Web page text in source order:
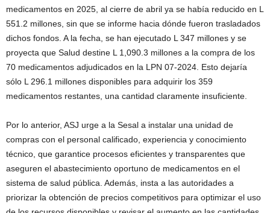
medicamentos en 2025, al cierre de abril ya se había reducido en L
551.2 millones, sin que se informe hacia dónde fueron trasladados
dichos fondos. A la fecha, se han ejecutado L 347 millones y se
proyecta que Salud destine L 1,090.3 millones a la compra de los
70 medicamentos adjudicados en la LPN 07-2024. Esto dejaría
sólo L 296.1 millones disponibles para adquirir los 359
medicamentos restantes, una cantidad claramente insuficiente.
Por lo anterior, ASJ urge a la Sesal a instalar una unidad de
compras con el personal calificado, experiencia y conocimiento
técnico, que garantice procesos eficientes y transparentes que
aseguren el abastecimiento oportuno de medicamentos en el
sistema de salud pública. Además, insta a las autoridades a
priorizar la obtención de precios competitivos para optimizar el uso